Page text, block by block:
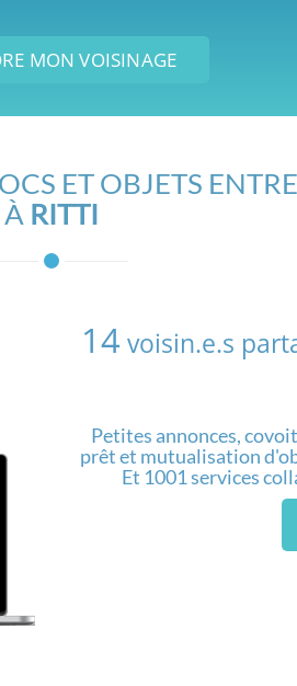
MON VOISINAGE
ET OBJETS
À RITTI
14voisin.e.s
Petites annonces,
prêt et mutualisation
Et 1001 services